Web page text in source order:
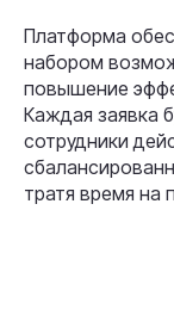
Платформа
набором
повышение
Каждая заявка
сотрудники
тратя время на